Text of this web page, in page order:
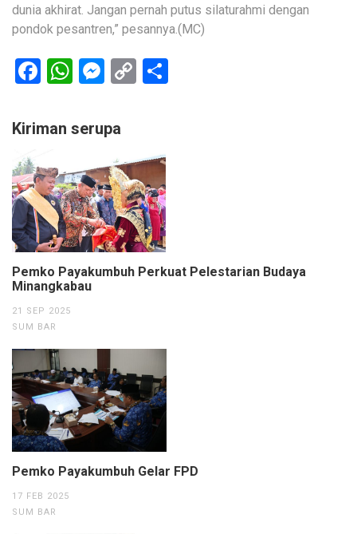
dunia akhirat. Jangan pernah putus silaturahmi dengan
pondok pesantren,” pesannya.(MC)
Facebook
WhatsApp
Messenger
Copy
Kiriman serupa
Pemko Payakumbuh Perkuat Pelestarian Budaya
Minangkabau
21 SEP 2025
SUM BAR
Pemko Payakumbuh Gelar FPD
17 FEB 2025
SUM BAR